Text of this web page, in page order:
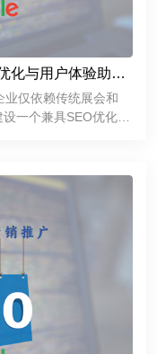
化与用户体验助力
仅依赖传统展会和
一个兼具SEO优化能